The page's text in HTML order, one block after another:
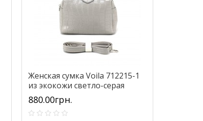
Женская сумка Voila 712215-1
из экокожи светло-серая
880.00грн.